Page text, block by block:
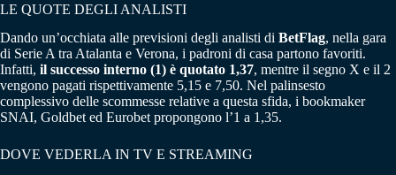
LE QUOTE DEGLI ANALISTI
Dando un’occhiata alle previsioni degli analisti di BetFlag, nella gara
di Serie A tra Atalanta e Verona, i padroni di casa partono favoriti.
Infatti, il successo interno (1) è quotato 1,37, mentre il segno X e il 2
vengono pagati rispettivamente 5,15 e 7,50. Nel palinsesto
complessivo delle scommesse relative a questa sfida, i bookmaker
SNAI, Goldbet ed Eurobet propongono l’1 a 1,35.
DOVE VEDERLA IN TV E STREAMING